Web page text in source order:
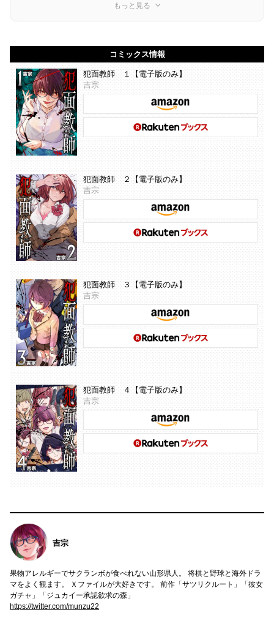
もっと見る
コミックス情報
犯面教師 １【電子版のみ】
吉宗
犯面教師 ２【電子版のみ】
吉宗
犯面教師 ３【電子版のみ】
吉宗
犯面教師 ４【電子版のみ】
吉宗
吉宗
果物アレルギーでサクランボが食べれない山形県人。 将棋と野球と海外ドラ
マをよく観ます。 Ｘファイルが大好きです。 前作「サツリクルート」「彼女
ガチャ」「ジュカイー承認欲求の森」
https://twitter.com/munzu22